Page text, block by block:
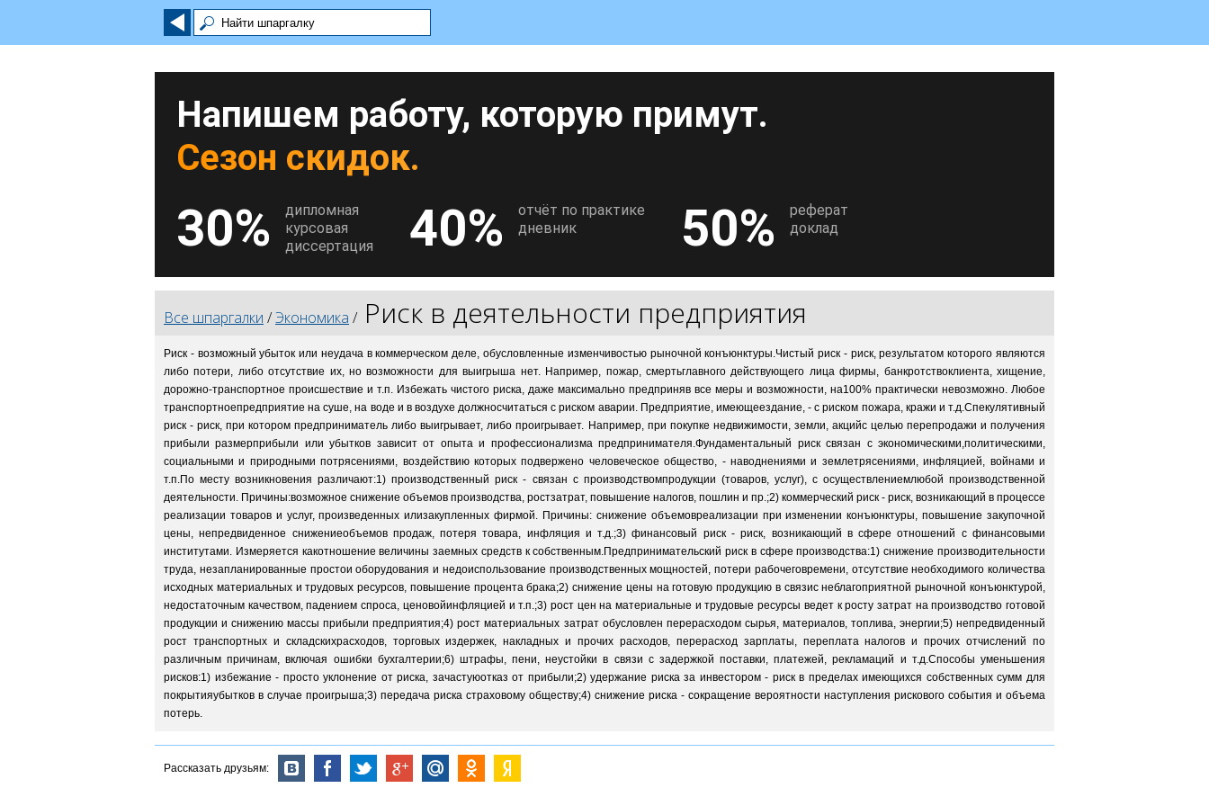
Напишем работу, которую примут.
Сезон скидок.
30%
дипломная
курсовая
диссертация
40%
отчёт по практике
дневник
50%
реферат
доклад
Все шпаргалки /Экономика / Риск в деятельности предприятия
Риск - возможный убыток или неудача в коммерческом деле, обусловленные изменчивостью рыночной конъюнктуры.Чистый риск - риск, результатом которого являются
либо потери, либо отсутствие их, но возможности для выигрыша нет. Например, пожар, смертьглавного действующего лица фирмы, банкротствоклиента, хищение,
дорожно-транспортное происшествие и т.п. Избежать чистого риска, даже максимально предприняв все меры и возможности, на100% практически невозможно. Любое
транспортноепредприятие на суше, на воде и в воздухе должносчитаться с риском аварии. Предприятие, имеющеездание, - с риском пожара, кражи и т.д.Спекулятивный
риск - риск, при котором предприниматель либо выигрывает, либо проигрывает. Например, при покупке недвижимости, земли, акцийс целью перепродажи и получения
прибыли размерприбыли или убытков зависит от опыта и профессионализма предпринимателя.Фундаментальный риск связан с экономическими,политическими,
социальными и природными потрясениями, воздействию которых подвержено человеческое общество, - наводнениями и землетрясениями, инфляцией, войнами и
т.п.По месту возникновения различают:1) производственный риск - связан с производствомпродукции (товаров, услуг), с осуществлениемлюбой производственной
деятельности. Причины:возможное снижение объемов производства, ростзатрат, повышение налогов, пошлин и пр.;2) коммерческий риск - риск, возникающий в процессе
реализации товаров и услуг, произведенных илизакупленных фирмой. Причины: снижение объемовреализации при изменении конъюнктуры, повышение закупочной
цены, непредвиденное снижениеобъемов продаж, потеря товара, инфляция и т.д.;3) финансовый риск - риск, возникающий в сфере отношений с финансовыми
институтами. Измеряется какотношение величины заемных средств к собственным.Предпринимательский риск в сфере производства:1) снижение производительности
труда, незапланированные простои оборудования и недоиспользование производственных мощностей, потери рабочеговремени, отсутствие необходимого количества
исходных материальных и трудовых ресурсов, повышение процента брака;2) снижение цены на готовую продукцию в связис неблагоприятной рыночной конъюнктурой,
недостаточным качеством, падением спроса, ценовойинфляцией и т.п.;3) рост цен на материальные и трудовые ресурсы ведет к росту затрат на производство готовой
продукции и снижению массы прибыли предприятия;4) рост материальных затрат обусловлен перерасходом сырья, материалов, топлива, энергии;5) непредвиденный
рост транспортных и складскихрасходов, торговых издержек, накладных и прочих расходов, перерасход зарплаты, переплата налогов и прочих отчислений по
различным причинам, включая ошибки бухгалтерии;6) штрафы, пени, неустойки в связи с задержкой поставки, платежей, рекламаций и т.д.Способы уменьшения
рисков:1) избежание - просто уклонение от риска, зачастуюотказ от прибыли;2) удержание риска за инвестором - риск в пределах имеющихся собственных сумм для
покрытияубытков в случае проигрыша;3) передача риска страховому обществу;4) снижение риска - сокращение вероятности наступления рискового события и объема
потерь.
Рассказать друзьям: